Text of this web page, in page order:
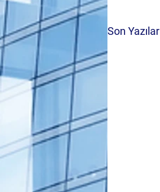
Son Yazılar